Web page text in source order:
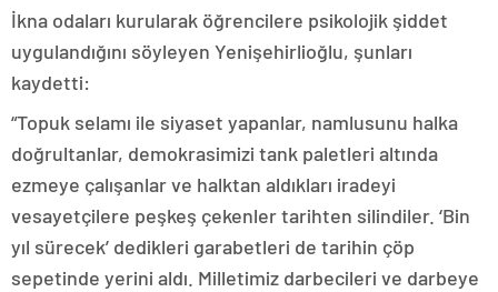
İkna odaları kurularak öğrencilere psikolojik şiddet
uygulandığını söyleyen Yenişehirlioğlu, şunları
kaydetti:
“Topuk selamı ile siyaset yapanlar, namlusunu halka
doğrultanlar, demokrasimizi tank paletleri altında
ezmeye çalışanlar ve halktan aldıkları iradeyi
vesayetçilere peşkeş çekenler tarihten silindiler. ‘Bin
yıl sürecek’ dedikleri garabetleri de tarihin çöp
sepetinde yerini aldı. Milletimiz darbecileri ve darbeye